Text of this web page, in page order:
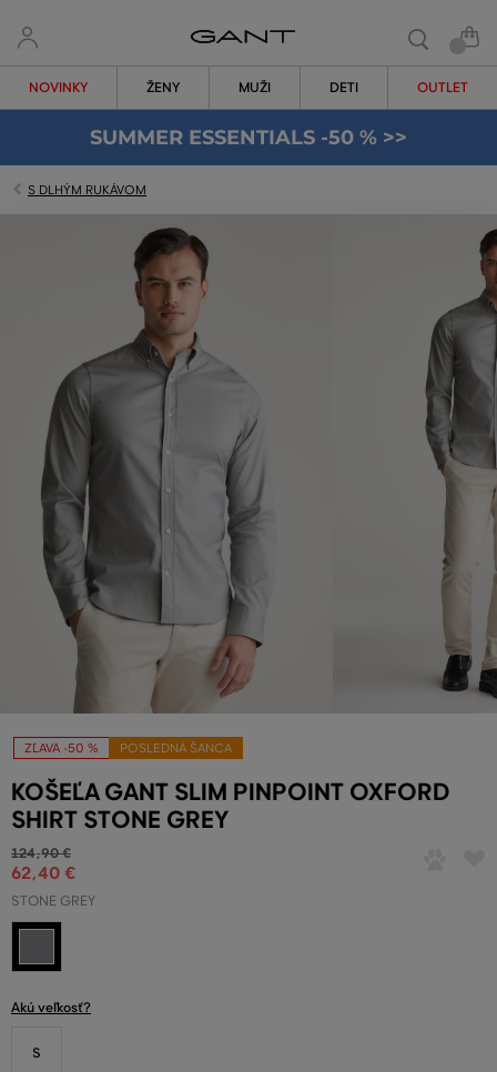
NOVINKY ŽENY MUŽI DETI OUTLET
SUMMER ESSENTIALS -50 % >>
S DLHÝM RUKÁVOM
ZĽAVA -50 % POSLEDNÁ ŠANCA
KOŠEĽA GANT SLIM PINPOINT OXFORD
SHIRT STONE GREY
124,90 €
62,40 €
STONE GREY
Akú veľkosť?
S